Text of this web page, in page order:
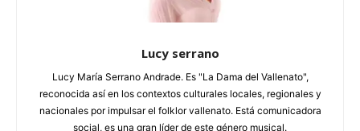
Lucy serrano
Lucy María Serrano Andrade. Es "La Dama del Vallenato",
reconocida así en los contextos culturales locales, regionales y
nacionales por impulsar el folklor vallenato. Está comunicadora
social, es una gran líder de este género musical.